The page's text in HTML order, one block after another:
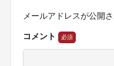
メールアドレスが公開
コメント